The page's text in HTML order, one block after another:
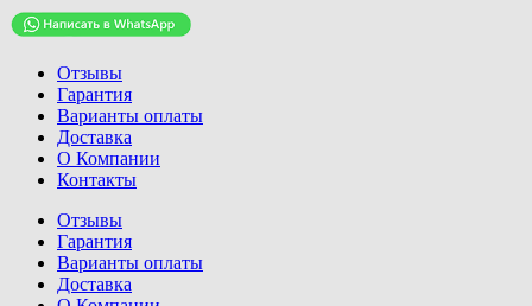
Отзывы
Гарантия
Варианты оплаты
Доставка
О Компании
Контакты
Отзывы
Гарантия
Варианты оплаты
Доставка